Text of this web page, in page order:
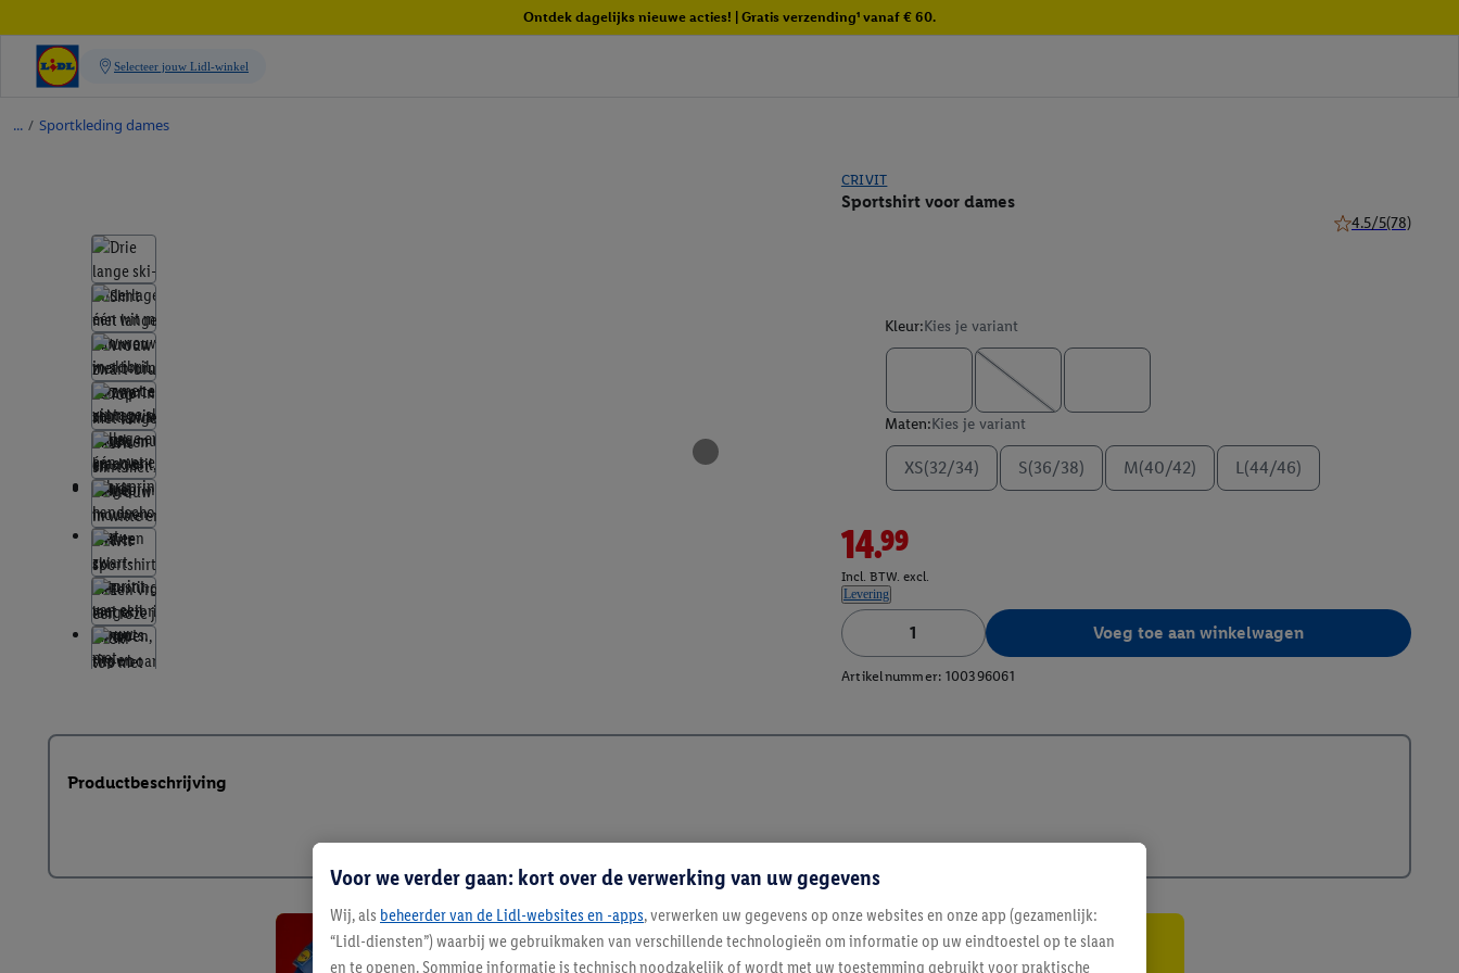
Ontdek dagelijks nieuwe acties! | Gratis verzending¹ vanaf € 60.
/ Sportkleding dames
CRIVIT
Sportshirt voor dames
4.5/5(78)
Kleur:Kies je variant
Maten:Kies je variant
XS(32/34) S(36/38) M(40/42) L(44/46)
14.99
Incl. BTW. excl.
Levering
Voeg toe aan winkelwagen
Artikelnummer: 100396061
Productbeschrijving
Voor we verder gaan: kort over de verwerking van uw gegevens
Wij, als beheerder van de Lidl-websites en -apps, verwerken uw gegevens op onze websites en onze app (gezamenlijk:
“Lidl-diensten”) waarbij we gebruikmaken van verschillende technologieën om informatie op uw eindtoestel op te slaan
en te openen. Sommige informatie is technisch noodzakelijk of wordt met uw toestemming gebruikt voor praktische